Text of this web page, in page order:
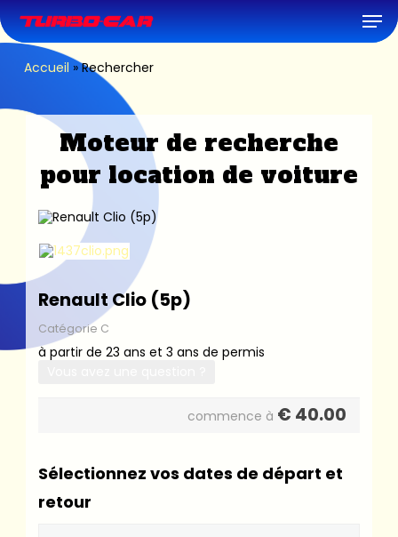
to
main
content
Accueil »Rechercher
Moteur de recherche
pour location de voiture
Renault Clio (5p)
Catégorie C
à partir de 23 ans et 3 ans de permis
commence à € 40.00
Sélectionnez vos dates de départ et
retour